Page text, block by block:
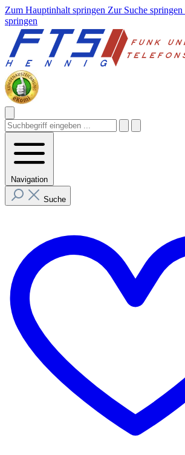
Zum Hauptinhalt springen Zur Suche springen
springen
Navigation
Suche